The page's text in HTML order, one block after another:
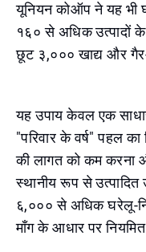
यूनियन कोऑप ने यह भी
१६० से अधिक उत्पादों
छूट ३,००० खाद्य और
यह उपाय केवल एक
"परिवार के वर्ष" पहल
की लागत को कम करना
स्थानीय रूप से उत्पादित
६,००० से अधिक घरेलू-
माँग के आधार पर